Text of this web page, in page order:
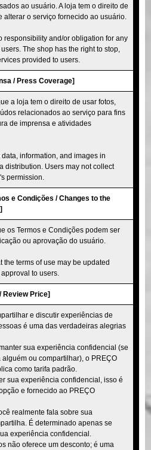
ao usuário. A loja tem o direito de
alterar o serviço fornecido ao usuário.
responsibility and/or obligation for any
The shop has the right to stop,
provided to users.
/ Press Coverage]
a loja tem o direito de usar fotos,
relacionados ao serviço para fins
de imprensa e atividades
information, and images in
distribution. Users may not collect
permission.
e Condições / Changes to the
os Termos e Condições podem ser
ou aprovação do usuário.
the terms of use may be updated
to users.
Review Price]
e discutir experiências de
é uma das verdadeiras alegrias
sua experiência confidencial (se
ou compartilhar), o PREÇO
como tarifa padrão.
sua experiência confidencial, isso é
e fornecido ao PREÇO
realmente fala sobre sua
É determinado apenas se
experiência confidencial.
não oferece um desconto; é uma